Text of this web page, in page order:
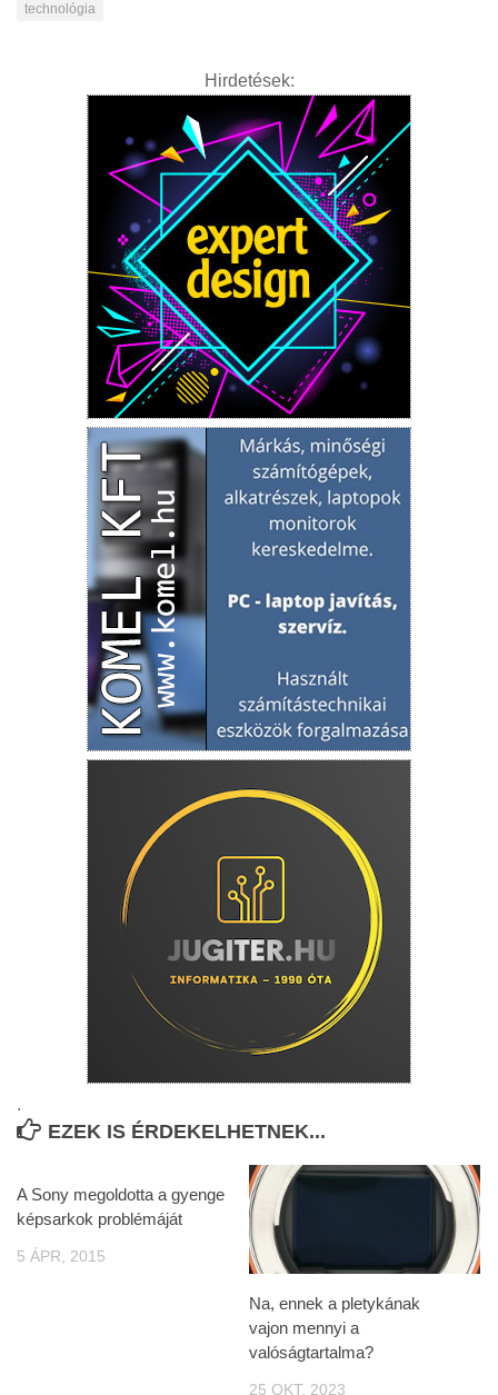
technológia
Hirdetések:
.
EZEK IS ÉRDEKELHETNEK...
A Sony megoldotta a gyenge
képsarkok problémáját
5 ÁPR, 2015
Na, ennek a pletykának
vajon mennyi a
valóságtartalma?
25 OKT, 2023